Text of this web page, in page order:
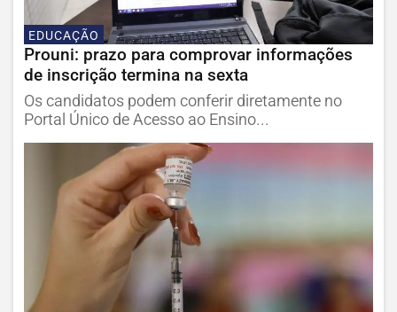
EDUCAÇÃO
Prouni: prazo para comprovar informações
de inscrição termina na sexta
Os candidatos podem conferir diretamente no
Portal Único de Acesso ao Ensino...